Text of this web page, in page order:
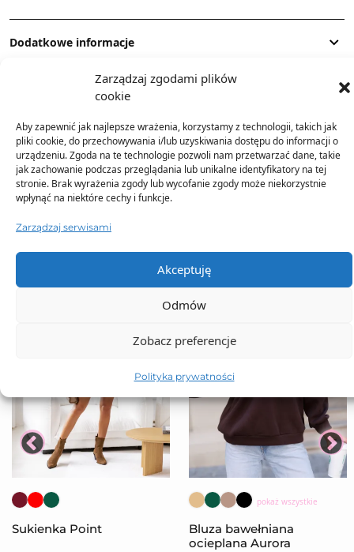
Zarządzaj zgodami plików
cookie
Aby zapewnić jak najlepsze wrażenia, korzystamy z technologii, takich jak
pliki cookie, do przechowywania i/lub uzyskiwania dostępu do informacji o
urządzeniu. Zgoda na te technologie pozwoli nam przetwarzać dane, takie
jak zachowanie podczas przeglądania lub unikalne identyfikatory na tej
stronie. Brak wyrażenia zgody lub wycofanie zgody może niekorzystnie
wpłynąć na niektóre cechy i funkcje.
Zarządzaj serwisami
Akceptuję
Odmów
Zobacz preferencje
Polityka prywatności
Dodatkowe informacje
TO SIĘ TERAZ SPRZEDAJE
Sukienka Point
pokaż wszystkie
Bluza bawełniana
ocieplana Aurora